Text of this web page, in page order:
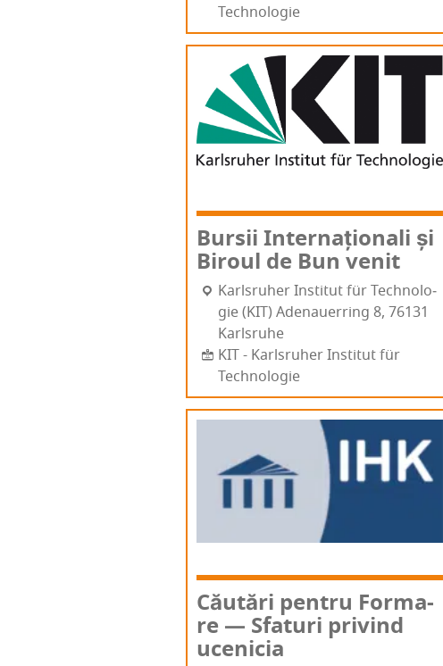
Technologie
Bur­sii Inter­națio­nali și
Biro­ul de Bun venit
Karl­sru­her Insti­tut für Tech­no­lo­
gie (KIT) Ade­nau­er­ring 8, 76131
Karl­sru­he
KIT - Karlsruher Institut für
Technologie
Cău­tări pen­tru For­ma­
re — Sfa­turi pri­vind
ucenicia